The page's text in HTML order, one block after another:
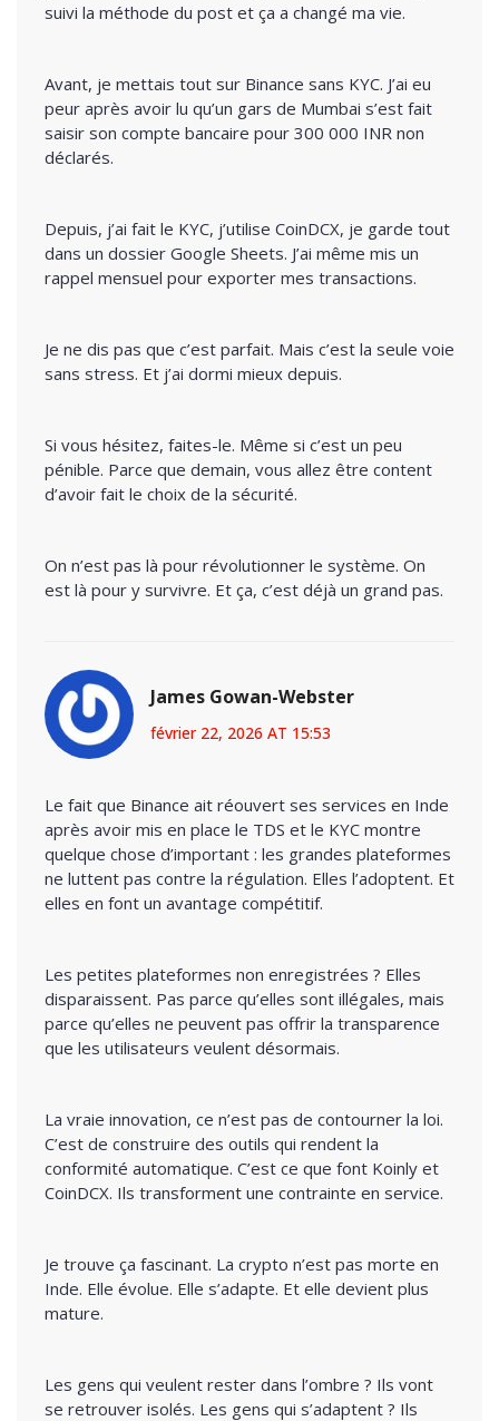
suivi la méthode du post et ça a changé ma vie.
Avant, je mettais tout sur Binance sans KYC. J’ai eu
peur après avoir lu qu’un gars de Mumbai s’est fait
saisir son compte bancaire pour 300 000 INR non
déclarés.
Depuis, j’ai fait le KYC, j’utilise CoinDCX, je garde tout
dans un dossier Google Sheets. J’ai même mis un
rappel mensuel pour exporter mes transactions.
Je ne dis pas que c’est parfait. Mais c’est la seule voie
sans stress. Et j’ai dormi mieux depuis.
Si vous hésitez, faites-le. Même si c’est un peu
pénible. Parce que demain, vous allez être content
d’avoir fait le choix de la sécurité.
On n’est pas là pour révolutionner le système. On
est là pour y survivre. Et ça, c’est déjà un grand pas.
James Gowan-Webster
février 22, 2026 AT 15:53
Le fait que Binance ait réouvert ses services en Inde
après avoir mis en place le TDS et le KYC montre
quelque chose d’important : les grandes plateformes
ne luttent pas contre la régulation. Elles l’adoptent. Et
elles en font un avantage compétitif.
Les petites plateformes non enregistrées ? Elles
disparaissent. Pas parce qu’elles sont illégales, mais
parce qu’elles ne peuvent pas offrir la transparence
que les utilisateurs veulent désormais.
La vraie innovation, ce n’est pas de contourner la loi.
C’est de construire des outils qui rendent la
conformité automatique. C’est ce que font Koinly et
CoinDCX. Ils transforment une contrainte en service.
Je trouve ça fascinant. La crypto n’est pas morte en
Inde. Elle évolue. Elle s’adapte. Et elle devient plus
mature.
Les gens qui veulent rester dans l’ombre ? Ils vont
se retrouver isolés. Les gens qui s’adaptent ? Ils